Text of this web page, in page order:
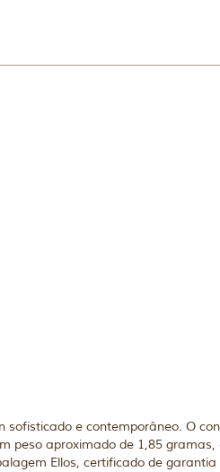
sofisticado e contemporâneo. O
peso aproximado de 1,85 gramas,
Ellos, certificado de